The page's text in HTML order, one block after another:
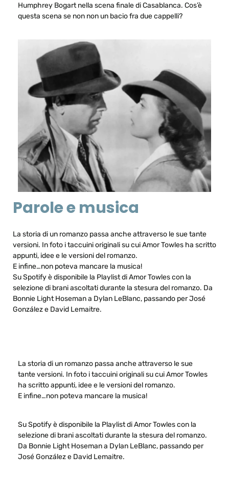
Humphrey Bogart nella scena finale di Casablanca. Cos’è
questa scena se non non un bacio fra due cappelli?
Parole e musica
La storia di un romanzo passa anche attraverso le sue tante
versioni. In foto i taccuini originali su cui Amor Towles ha scritto
appunti, idee e le versioni del romanzo.
E infine…non poteva mancare la musica!
Su Spotify è disponibile la Playlist di Amor Towles con la
selezione di brani ascoltati durante la stesura del romanzo. Da
Bonnie Light Hoseman a Dylan LeBlanc, passando per José
González e David Lemaitre.
La storia di un romanzo passa anche attraverso le sue
tante versioni. In foto i taccuini originali su cui Amor Towles
ha scritto appunti, idee e le versioni del romanzo.
E infine…non poteva mancare la musica!
Su Spotify è disponibile la Playlist di Amor Towles con la
selezione di brani ascoltati durante la stesura del romanzo.
Da Bonnie Light Hoseman a Dylan LeBlanc, passando per
José González e David Lemaitre.